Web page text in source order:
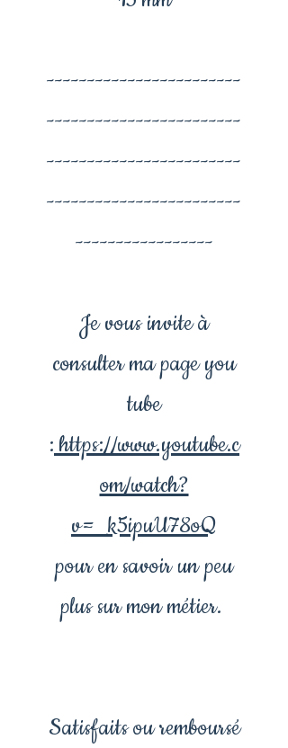
------------------------
------------------------
------------------------
------------------------
-----------------
Je vous invite à
consulter ma page you
tube
:https://www.youtube.c
om/watch?
v=_k5ipuU78oQ
pour en savoir un peu
plus sur mon métier.
Satisfaits ou remboursé